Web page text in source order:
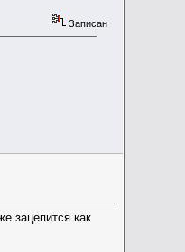
Записан
зацепится как